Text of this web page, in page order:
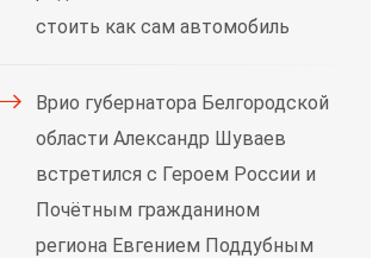
стоить как сам автомобиль
Врио губернатора Белгородской
области Александр Шуваев
встретился с Героем России и
Почётным гражданином
региона Евгением Поддубным